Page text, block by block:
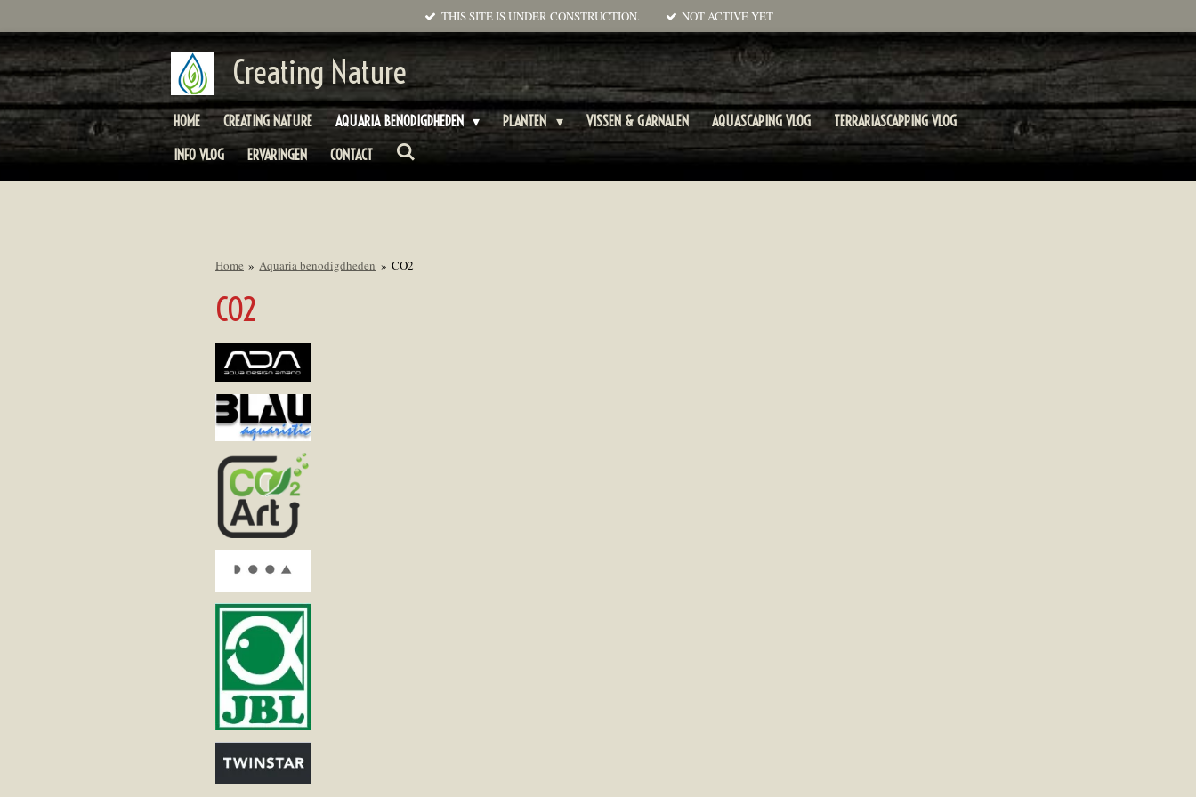
naar
de
hoofdinhoud
THIS SITE IS UNDER CONSTRUCTION. NOT ACTIVE YET
Creating Nature
HOME CREATING NATURE AQUARIA BENODIGDHEDEN PLANTEN VISSEN & GARNALEN AQUASCAPING VLOG
TERRARIASCAPPING VLOG
INFO VLOG
ERVARINGEN CONTACT
Home » Aquaria benodigdheden » CO2
CO2